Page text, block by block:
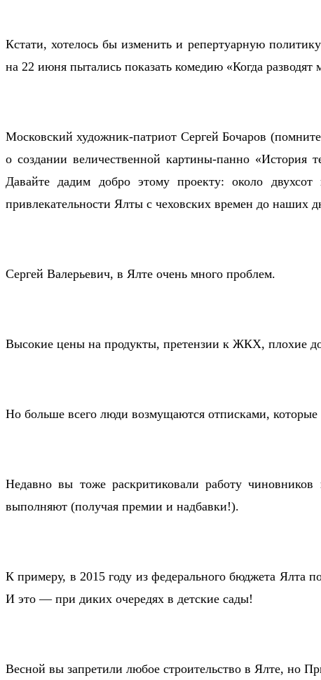
Кстати, хотелось бы изменить и репертуарную
на 22 июня пытались показать комедию «Когда
Московский художник-патриот Сергей Бочаров
о создании величественной картины-панно «История
Давайте дадим добро этому проекту: около
привлекательности Ялты с чеховских времен до наших
Сергей Валерьевич, в Ялте очень много проблем.
Высокие цены на продукты, претензии к ЖКХ, плохие
Но больше всего люди возмущаются отписками,
Недавно вы тоже раскритиковали работу
выполняют (получая премии и надбавки!).
К примеру, в 2015 году из федерального бюджета Ялта
И это — при диких очередях в детские сады!
Весной вы запретили любое строительство в Ялте, но